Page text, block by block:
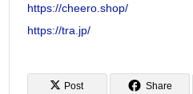
https://cheero.shop/
https://tra.jp/
Post Share